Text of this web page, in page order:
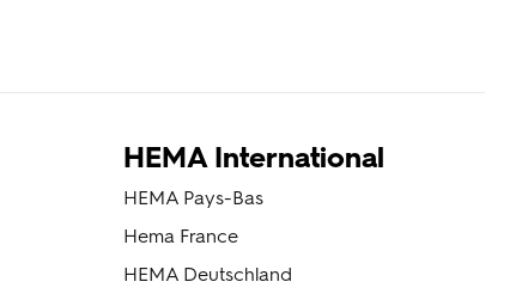
HEMA International
HEMA Pays-Bas
Hema France
HEMA Deutschland